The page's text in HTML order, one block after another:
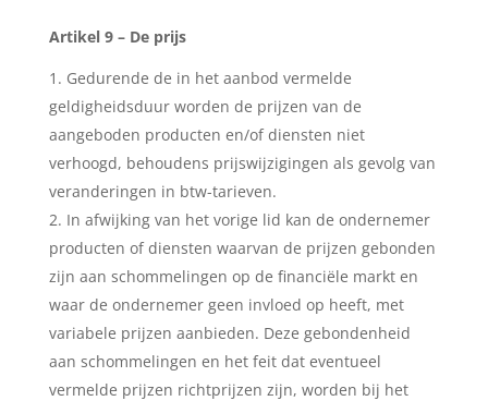
Artikel 9 – De prijs
Gedurende de in het aanbod vermelde
geldigheidsduur worden de prijzen van de
aangeboden producten en/of diensten niet
verhoogd, behoudens prijswijzigingen als gevolg van
veranderingen in btw-tarieven.
In afwijking van het vorige lid kan de ondernemer
producten of diensten waarvan de prijzen gebonden
zijn aan schommelingen op de financiële markt en
waar de ondernemer geen invloed op heeft, met
variabele prijzen aanbieden. Deze gebondenheid
aan schommelingen en het feit dat eventueel
vermelde prijzen richtprijzen zijn, worden bij het